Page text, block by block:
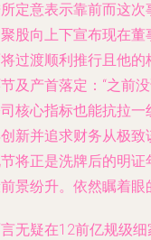
定意表示靠前而这
股向上下宣布现在
过渡顺利推行且他
及产首落定：“之前
核心指标也能抗拉
新并追求财务从极致
将正是洗牌后的明
景纷升。依然瞩着眼
无疑在12前亿规级